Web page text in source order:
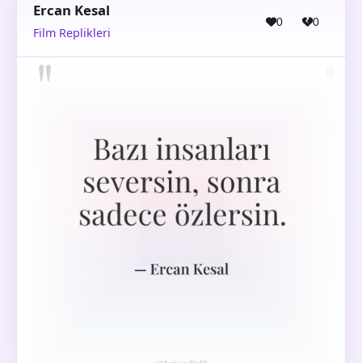
Ercan Kesal
Film Replikleri
0 0